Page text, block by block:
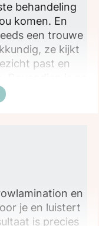
behandeling
komen. En
een trouwe
ze kijkt
past en
altijd een feestje
mag ❤️
en
je en luistert
is precies